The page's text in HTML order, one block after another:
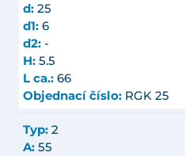
d: 25
d1: 6
d2: -
H: 5.5
L ca.: 66
Objednací číslo: RGK 25
Typ: 2
A: 55